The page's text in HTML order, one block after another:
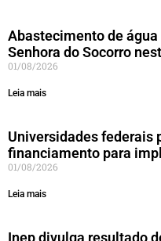
Abastecimento de
Senhora do Socorro
01/08/2026
Leia mais
Universidades federais
financiamento para
01/08/2026
Leia mais
Inep divulga resultado